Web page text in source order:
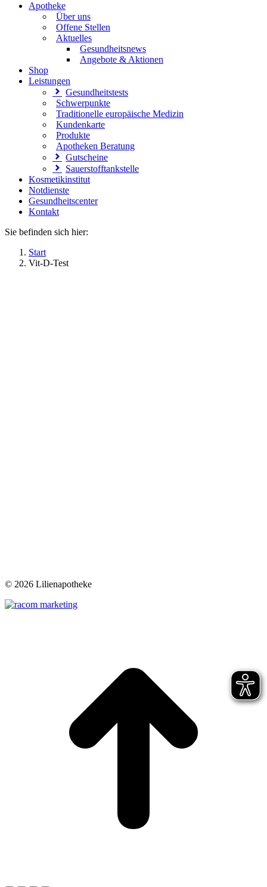
Apotheke
Über uns
Offene Stellen
Aktuelles
Gesundheitsnews
Angebote & Aktionen
Shop
Leistungen
Gesundheitstests
Schwerpunkte
Traditionelle europäische Medizin
Kundenkarte
Produkte
Apotheken Beratung
Gutscheine
Sauerstofftankstelle
Kosmetikinstitut
Notdienste
Gesundheitscenter
Kontakt
Sie befinden sich hier:
Start
Vit-D-Test
© 2026 Lilienapotheke